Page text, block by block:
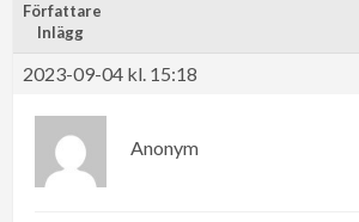
Författare
Inlägg
2023-09-04 kl. 15:18
Anonym